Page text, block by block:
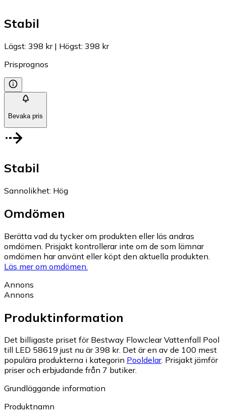
Stabil
Lägst: 398 kr| Högst: 398 kr
Prisprognos
Bevaka pris
Stabil
Sannolikhet: Hög
Omdömen
Berätta vad du tycker om produkten eller läs andras
omdömen. Prisjakt kontrollerar inte om de som lämnar
omdömen har använt eller köpt den aktuella produkten.
Läs mer om omdömen.
Annons
Annons
Produktinformation
Det billigaste priset för Bestway Flowclear Vattenfall Pool
till LED 58619 just nu är 398 kr. Det är en av de 100 mest
populära produkterna i kategorin Pooldelar. Prisjakt jämför
priser och erbjudande från 7 butiker.
Grundläggande information
Produktnamn